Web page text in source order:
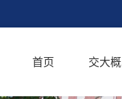
首页 交大